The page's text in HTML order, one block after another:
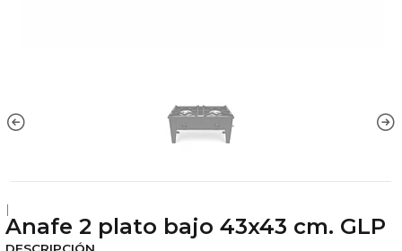
|
Anafe 2 plato bajo 43x43 cm. GLP